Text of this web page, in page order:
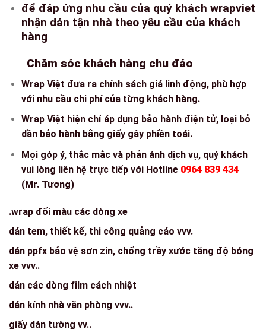
để đáp ứng nhu cầu của quý khách wrapviet
nhận dán tận nhà theo yêu cầu của khách
hàng
Chăm sóc khách hàng chu đáo
Wrap Việt đưa ra chính sách giá linh động, phù hợp
với nhu cầu chi phí của từng khách hàng.
Wrap Việt hiện chỉ áp dụng bảo hành điện tử, loại bỏ
dần bảo hành bằng giấy gây phiền toái.
Mọi góp ý, thắc mắc và phản ánh dịch vụ, quý khách
vui lòng liên hệ trực tiếp với Hotline 0964 839 434
(Mr. Tương)
.wrap đổi màu các dòng xe
dán tem, thiết kế, thi công quảng cáo vvv.
dán ppfx bảo vệ sơn zin, chống trầy xước tăng độ bóng
xe vvv..
dán các dòng film cách nhiệt
dán kính nhà văn phòng vvv..
giấy dán tường vv..